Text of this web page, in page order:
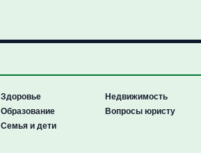
Здоровье
Образование
Семья и дети
Недвижимость
Вопросы юристу